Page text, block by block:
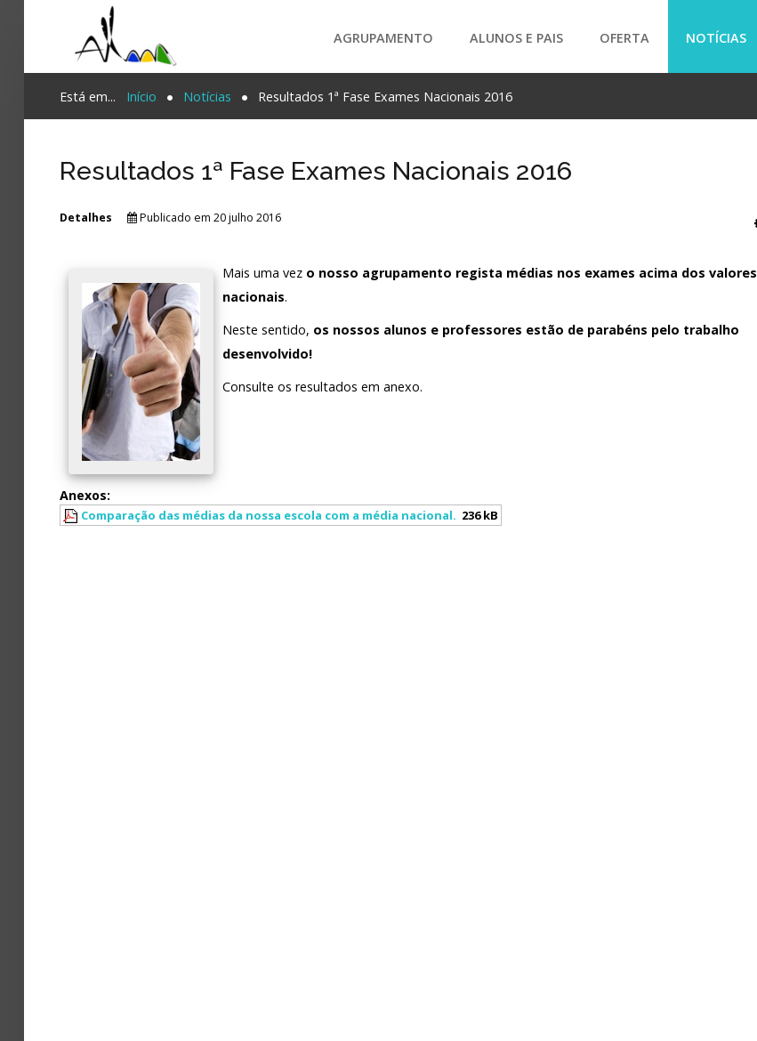
Login
AGRUPAMENTO ALUNOS E PAIS OFERTA NOTÍCIAS
Está em... Início Notícias Resultados 1ª Fase Exames Nacionais 2016
Resultados 1ª Fase Exames Nacionais 2016
Detalhes Publicado em 20 julho 2016
Mais uma vez o nosso agrupamento regista médias nos exames acima dos valores
nacionais.
Neste sentido, os nossos alunos e professores estão de parabéns pelo trabalho
desenvolvido!
Consulte os resultados em anexo.
Anexos:
Comparação das médias da nossa escola com a média nacional. 236 kB